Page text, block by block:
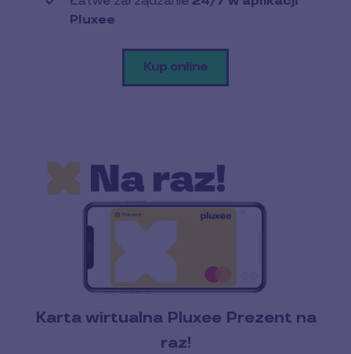
Pluxee
Kup online
Karta wirtualna Pluxee Prezent na
raz!